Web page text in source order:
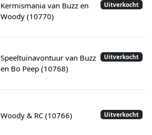
Uitverkocht
Kermismania van Buzz en
Woody (10770)
Uitverkocht
Speeltuinavontuur van Buzz
en Bo Peep (10768)
Uitverkocht
Woody & RC (10766)